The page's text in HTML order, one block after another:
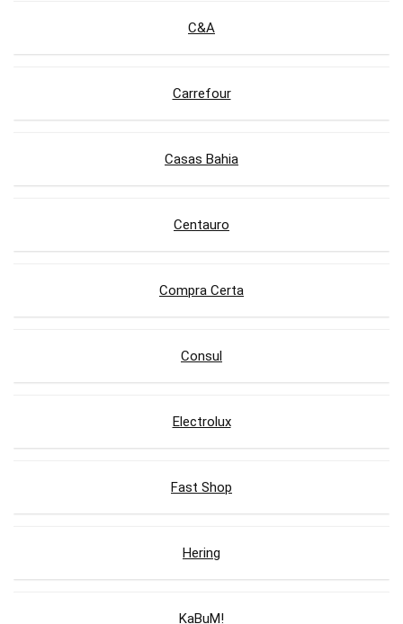
C&A
Carrefour
Casas Bahia
Centauro
Compra Certa
Consul
Electrolux
Fast Shop
Hering
KaBuM!